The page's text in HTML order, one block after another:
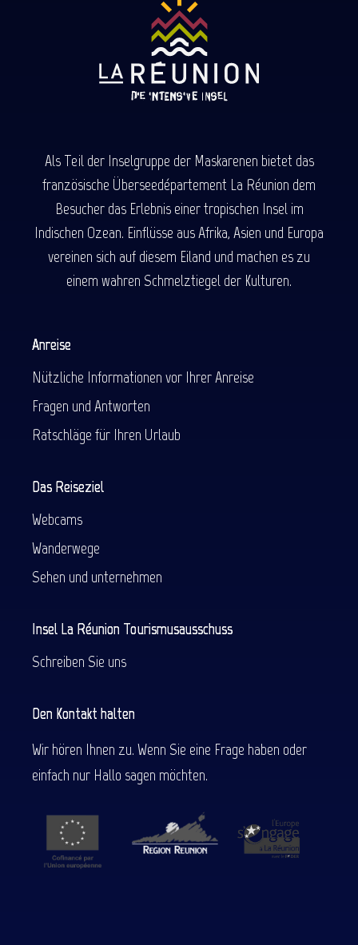
Als Teil der Inselgruppe der Maskarenen bietet das
französische Überseedépartement La Réunion dem
Besucher das Erlebnis einer tropischen Insel im
Indischen Ozean. Einflüsse aus Afrika, Asien und Europa
vereinen sich auf diesem Eiland und machen es zu
einem wahren Schmelztiegel der Kulturen.
Anreise
Nützliche Informationen vor Ihrer Anreise
Fragen und Antworten
Ratschläge für Ihren Urlaub
Das Reiseziel
Webcams
Wanderwege
Sehen und unternehmen
Insel La Réunion Tourismusausschuss
Schreiben Sie uns
Den Kontakt halten
Wir hören Ihnen zu. Wenn Sie eine Frage haben oder
einfach nur Hallo sagen möchten.